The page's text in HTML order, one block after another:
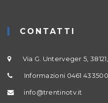
CONTATTI
Via G. Unterveger 5,
Informazioni 0461 433500
info@trentinotv.it